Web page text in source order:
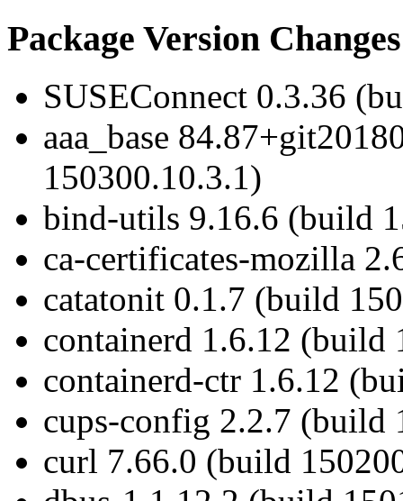
Package Version Changes
SUSEConnect 0.3.36
aaa_base
150300.10.3.1)
bind-utils 9.16.6 (build
ca-certificates-mozilla
catatonit 0.1.7 (build
containerd 1.6.12 (build
containerd-ctr 1.6.12
cups-config 2.2.7 (build
curl 7.66.0 (build